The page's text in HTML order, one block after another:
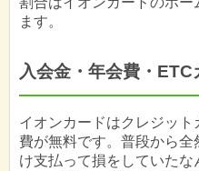
ます。
入会金・年会費・
イオンカードはクレジッ
費が無料です。普段から
け支払って損をしていたな